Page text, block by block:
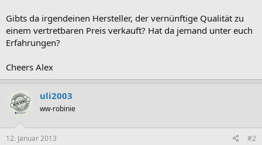
Gibts da irgendeinen Hersteller, der vernünftige Qualität zu
einem vertretbaren Preis verkauft? Hat da jemand unter euch
Erfahrungen?
Cheers Alex
uli2003
ww-robinie
12. Januar 2013 #2